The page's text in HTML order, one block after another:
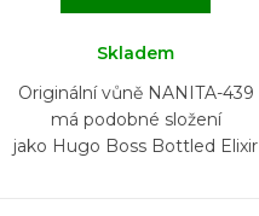
Skladem
Originální vůně NANITA-439
má podobné složení
jako Hugo Boss Bottled Elixir